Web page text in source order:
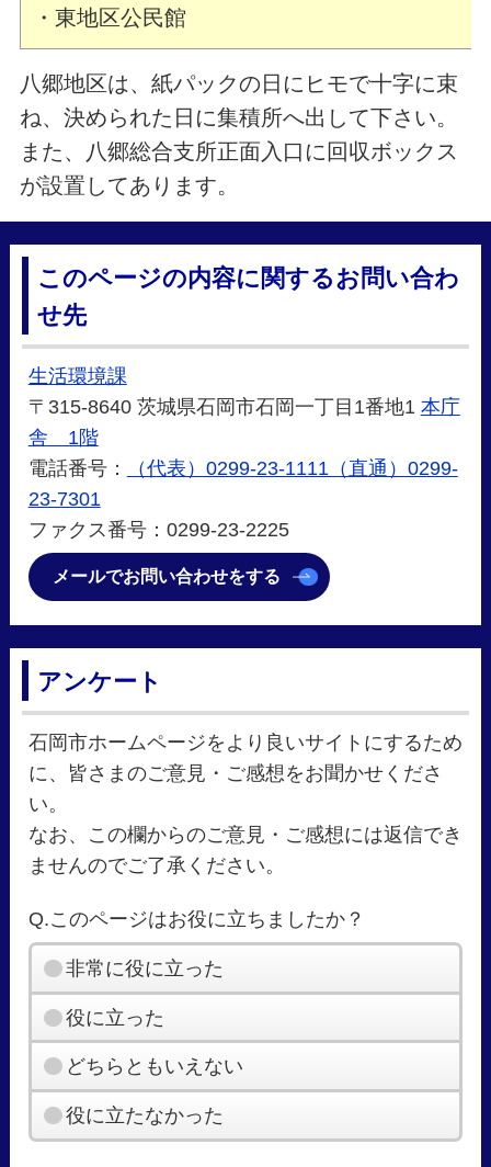
・東地区公民館
八郷地区は、紙パックの日にヒモで十字に束
ね、決められた日に集積所へ出して下さい。
また、八郷総合支所正面入口に回収ボックス
が設置してあります。
このページの内容に関するお問い合わ
せ先
生活環境課
〒315-8640 茨城県石岡市石岡一丁目1番地1 本庁
舎 1階
電話番号：
（代表）0299-23-1111（直通）0299-
23-7301
ファクス番号：0299-23-2225
メールでお問い合わせをする
アンケート
石岡市ホームページをより良いサイトにするため
に、皆さまのご意見・ご感想をお聞かせくださ
い。
なお、この欄からのご意見・ご感想には返信でき
ませんのでご了承ください。
Q.このページはお役に立ちましたか？
非常に役に立った
役に立った
どちらともいえない
役に立たなかった